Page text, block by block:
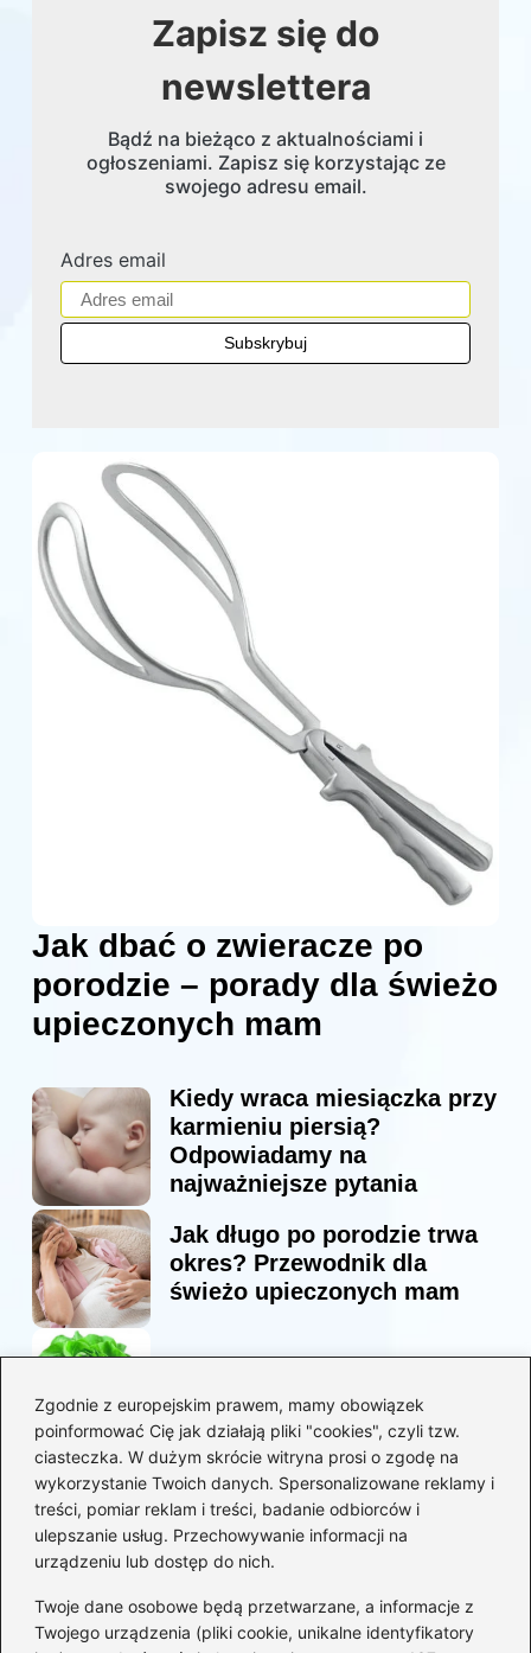
Zgodnie z europejskim prawem, mamy obowiązek
poinformować Cię jak działają pliki "cookies", czyli tzw.
ciasteczka. W dużym skrócie witryna prosi o zgodę na
wykorzystanie Twoich danych. Spersonalizowane reklamy i
treści, pomiar reklam i treści, badanie odbiorców i
ulepszanie usług. Przechowywanie informacji na
urządzeniu lub dostęp do nich.
Twoje dane osobowe będą przetwarzane, a informacje z
Twojego urządzenia (pliki cookie, unikalne identyfikatory
Zapisz się do
newslettera
Bądź na bieżąco z aktualnościami i
ogłoszeniami. Zapisz się korzystając ze
swojego adresu email.
Adres email
Jak dbać o zwieracze po
porodzie – porady dla świeżo
upieczonych mam
Kiedy wraca miesiączka przy
karmieniu piersią?
Odpowiadamy na
najważniejsze pytania
Jak długo po porodzie trwa
okres? Przewodnik dla
świeżo upieczonych mam
mam karmiących piersią
Jaką biblia dla dzieci
wybrać, aby wzbudzić ich
zainteresowanie?
Kategorie